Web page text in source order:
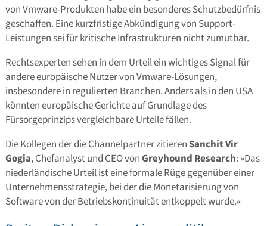
von Vmware-Produkten habe ein besonderes Schutzbedürfnis
geschaffen. Eine kurzfristige Abkündigung von Support-
Leistungen sei für kritische Infrastrukturen nicht zumutbar.
Rechtsexperten sehen in dem Urteil ein wichtiges Signal für
andere europäische Nutzer von Vmware-Lösungen,
insbesondere in regulierten Branchen. Anders als in den USA
könnten europäische Gerichte auf Grundlage des
Fürsorgeprinzips vergleichbare Urteile fällen.
Die Kollegen der die Channelpartner zitierenSanchit Vir
Gogia, Chefanalyst und CEO vonGreyhound Research: »Das
niederländische Urteil ist eine formale Rüge gegenüber einer
Unternehmensstrategie, bei der die Monetarisierung von
Software von der Betriebskontinuität entkoppelt wurde.«